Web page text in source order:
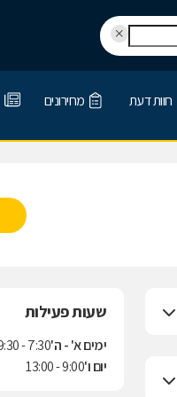
חוות דעת מחירונים
שעות פעילות
ימים א' - ה'7:30 - 19:30
יום ו'9:00 - 13:00